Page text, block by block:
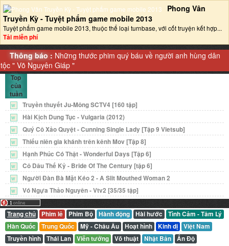
Phong Vân
Truyền Kỳ - Tuyệt phẩm game mobile 2013‎
Tuyệt phẩm game mobile 2013, thuộc thể loại turnbase, với cốt truyện kết hợp...
Tải miễn phí
Thông báo : Những thước phim quý báu về người anh hùng dân
tộc "Võ Nguyên Giáp "
Top
của
tuần
W Truyền thuyết Ju-Mông SCTV4 [160 tập]
W Hài Kịch Dung Tục - Vulgaria (2012)
W Quý Cô Xảo Quyệt - Cunning Single Lady [Tập 9 Vietsub]
W Thiếu niên gia khánh trên kênh Mov [Tập 8]
W Hạnh Phúc Có Thật - Wonderful Days [Tập 6]
W Cô Dâu Thế Kỷ - Bride Of The Century [tập 6]
W Người Đàn Bà Mặt Kéo 2 - A Slit Mouthed Woman 2
W Vó Ngựa Thảo Nguyên - Vtv2 [35/35 tập]
Trang chủ Phim lẻ Phim Bộ Hành động Hài hước
Tình Cảm - Tâm Lý
Hàn Quốc
Trung Quốc Mỹ - Châu Âu Hoạt hình Kinh dị
Việt Nam
Truyền hình
Thái Lan Viễn tưởng Võ thuật Nhật Bản
Ấn Độ